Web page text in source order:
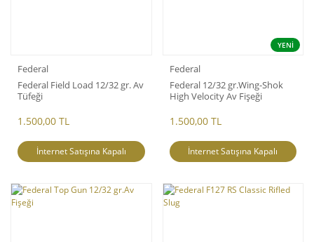
Federal
Federal Field Load 12/32 gr. Av
Tüfeği
1.500,00 TL
İnternet Satışına Kapalı
YENİ
Federal
Federal 12/32 gr.Wing-Shok
High Velocity Av Fişeği
1.500,00 TL
İnternet Satışına Kapalı